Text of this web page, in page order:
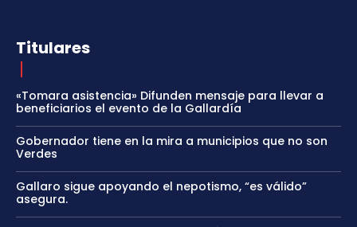
Titulares
«Tomara asistencia» Difunden mensaje para llevar a
beneficiarios el evento de la Gallardía
Gobernador tiene en la mira a municipios que no son
Verdes
Gallaro sigue apoyando el nepotismo, “es válido”
asegura.